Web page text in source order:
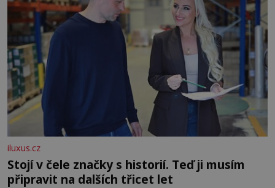
iluxus.cz
Stojí v čele značky s historií. Teď ji musím
připravit na dalších třicet let